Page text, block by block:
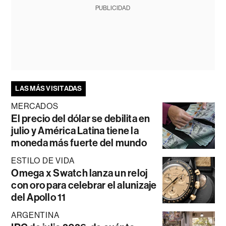
PUBLICIDAD
LAS MÁS VISITADAS
MERCADOS
El precio del dólar se debilita en
julio y América Latina tiene la
moneda más fuerte del mundo
ESTILO DE VIDA
Omega x Swatch lanza un reloj
con oro para celebrar el alunizaje
del Apollo 11
ARGENTINA